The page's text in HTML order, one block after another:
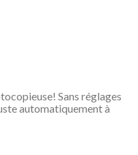
Sans réglages
automatiquement à